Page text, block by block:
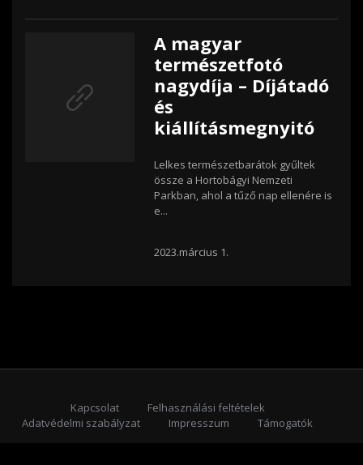
A magyar
természetfotó
nagydíja – Díjátadó
és
kiállításmegnyitó
Lelkes természetbarátok gyűltek
össze a Hortobágyi Nemzeti
Parkban, ahol a tűző nap ellenére is
e...
2023.március 1.
Kapcsolat
Felhasználási feltételek
Adatvédelmi szabályzat
Impresszum
Támogatók